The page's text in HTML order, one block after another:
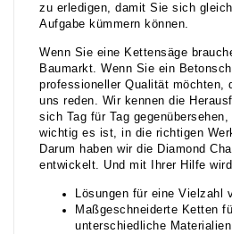
zu erledigen, damit Sie sich
Aufgabe kümmern können.
Wenn Sie eine Kettensäge
Baumarkt. Wenn Sie ein
professioneller Qualität möchten,
uns reden. Wir kennen die
sich Tag für Tag
wichtig es ist, in die richtigen
Darum haben wir die Diamond
entwickelt. Und mit Ihrer Hilfe
Lösungen für eine Vielzahl
Maßgeschneiderte Ketten
unterschiedliche Materialien